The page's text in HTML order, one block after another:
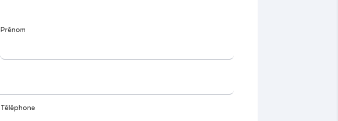
Prénom
Téléphone